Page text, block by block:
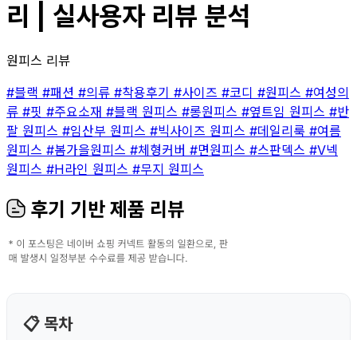
리 | 실사용자 리뷰 분석
원피스 리뷰
#블랙 #패션 #의류 #착용후기 #사이즈 #코디 #원피스 #여성의
류 #핏 #주요소재 #블랙 원피스 #롱원피스 #옆트임 원피스 #반
팔 원피스 #임산부 원피스 #빅사이즈 원피스 #데일리룩 #여름
원피스 #봄가을원피스 #체형커버 #면원피스 #스판덱스 #V넥
원피스 #H라인 원피스 #무지 원피스
후기 기반 제품 리뷰
📋 목차